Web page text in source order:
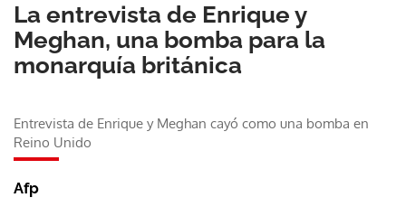
La entrevista de Enrique y
Meghan, una bomba para la
monarquía británica
Entrevista de Enrique y Meghan cayó como una bomba en
Reino Unido
Afp